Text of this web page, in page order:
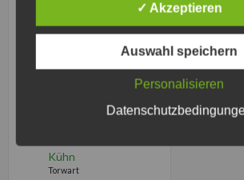
Kühn
Torwart
13
✓ Akzeptieren
Auswahl speichern
Personalisieren